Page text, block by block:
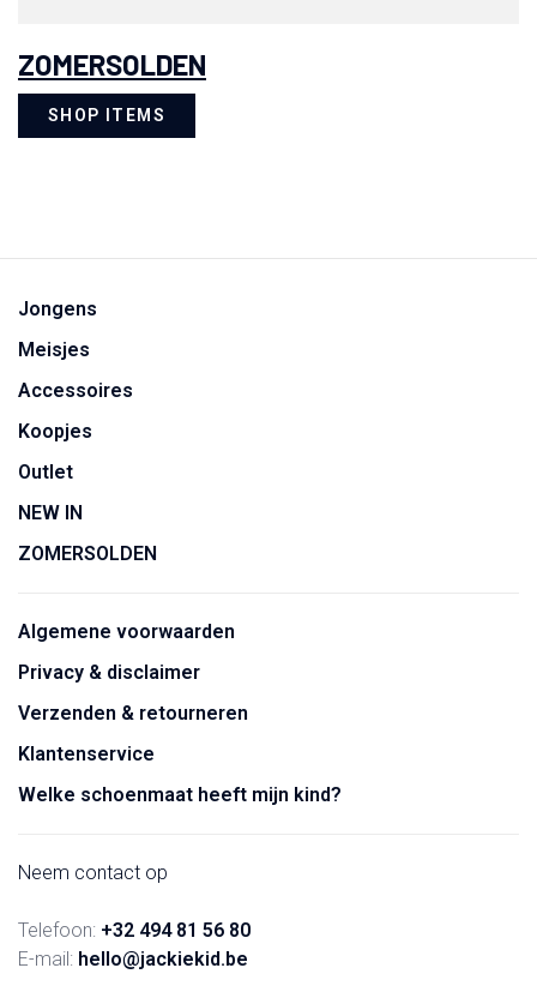
ZOMERSOLDEN
SHOP ITEMS
Jongens
Meisjes
Accessoires
Koopjes
Outlet
NEW IN
ZOMERSOLDEN
Algemene voorwaarden
Privacy & disclaimer
Verzenden & retourneren
Klantenservice
Welke schoenmaat heeft mijn kind?
Neem contact op
Telefoon: +32 494 81 56 80
E-mail: hello@jackiekid.be